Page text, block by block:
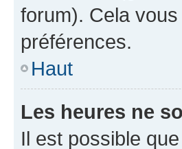
forum). Cela
préférences.
Haut
Les heures ne
Il est possible